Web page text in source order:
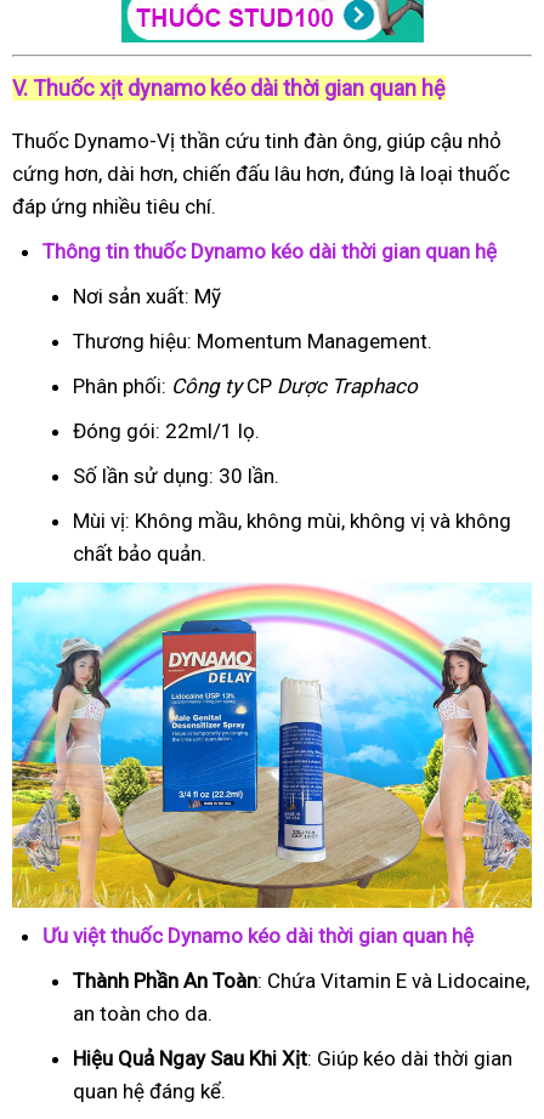
V. Thuốc xịt dynamo kéo dài thời gian quan hệ
Thuốc Dynamo-Vị thần cứu tinh đàn ông, giúp cậu nhỏ
cứng hơn, dài hơn, chiến đấu lâu hơn, đúng là loại thuốc
đáp ứng nhiều tiêu chí.
Thông tin thuốc Dynamo kéo dài thời gian quan hệ
Nơi sản xuất: Mỹ
Thương hiệu: Momentum Management.
Phân phối: Công tyCP Dược Traphaco
Đóng gói: 22ml/1 lọ.
Số lần sử dụng: 30 lần.
Mùi vị: Không mầu, không mùi, không vị và không
chất bảo quản.
Ưu việt thuốc Dynamo kéo dài thời gian quan hệ
Thành Phần An Toàn: Chứa Vitamin E và Lidocaine,
an toàn cho da.
Hiệu Quả Ngay Sau Khi Xịt: Giúp kéo dài thời gian
quan hệ đáng kể.